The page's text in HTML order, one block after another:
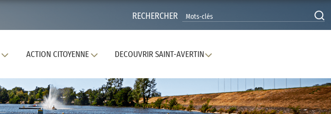
RECHERCHER
ACTION CITOYENNE DECOUVRIR SAINT-AVERTIN